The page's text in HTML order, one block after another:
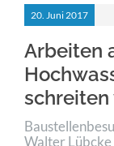
20. Juni2017
Arbeiten
schreiten
Walter Lübcke
Lorem
elit.